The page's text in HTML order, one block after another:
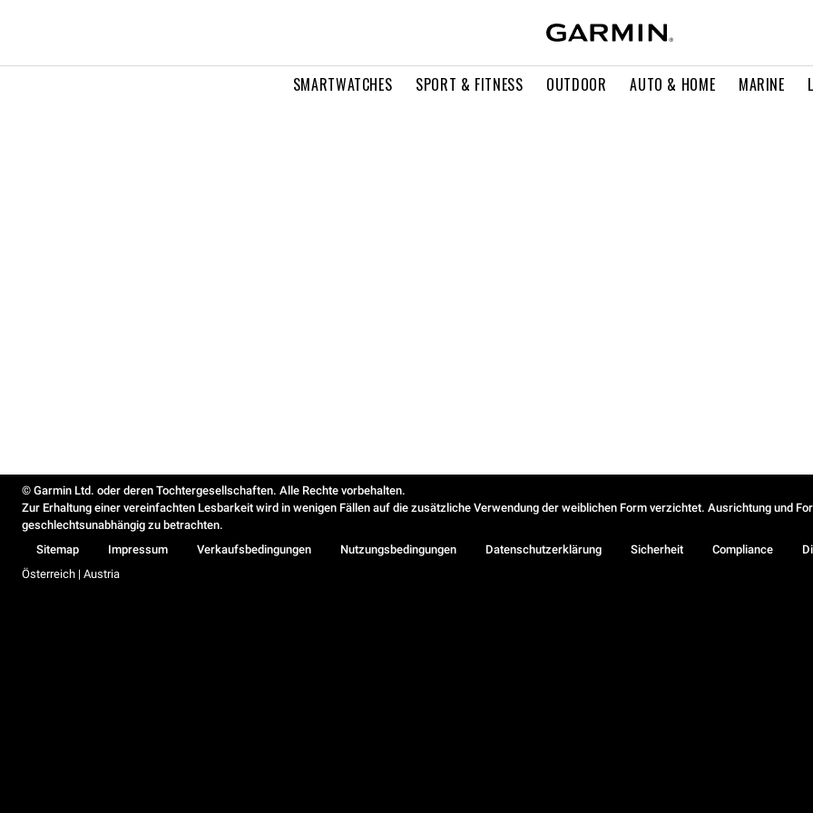
SMARTWATCHES SPORT & FITNESS OUTDOOR AUTO & HOME MARINE
© Garmin Ltd. oder deren Tochtergesellschaften. Alle Rechte vorbehalten.
Zur Erhaltung einer vereinfachten Lesbarkeit wird in wenigen Fällen auf die zusätzliche Verwendung der weiblichen Form verzichtet. Ausrichtung und
geschlechtsunabhängig zu betrachten.
Sitemap
Impressum Verkaufsbedingungen Nutzungsbedingungen Datenschutzerklärung Sicherheit Compliance
Österreich | Austria